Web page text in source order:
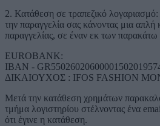
2. Κατάθεση σε τραπεζικό
την παραγγελία σας κάνοντας μια
παραγγελίας, σε έναν εκ των
EUROBANK:
IBAN -
ΔΙΚΑΙΟΥΧΟΣ : IFOS FASHION
Μετά την κατάθεση χρημάτων
τμήμα λογιστηρίου στέλνοντας ένα
ότι έγινε η κατάθεση.